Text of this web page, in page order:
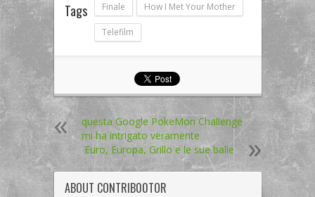
Tags Finale How I Met Your Mother
Telefilm
questa Google PokeMon Challenge
mi ha intrigato veramente
Euro, Europa, Grillo e le sue balle
ABOUT CONTRIB00TOR